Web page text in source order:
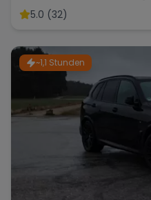
Range Rover
5.0 (32)
~1,1 Stunden